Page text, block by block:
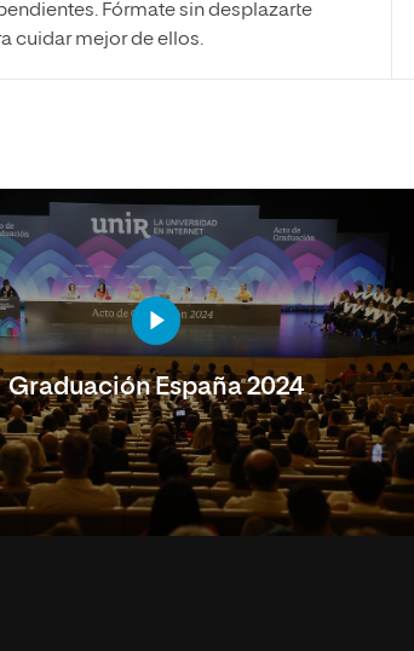
Fórmate sin desplazarte
cuidar mejor de ellos.
Graduación España 2024